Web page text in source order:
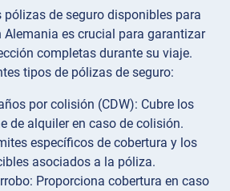
de seguro disponibles para
Alemania es crucial para garantizar
completas durante su viaje.
tipos de pólizas de seguro:
por colisión (CDW): Cubre los
de alquiler en caso de colisión.
específicos de cobertura y los
asociados a la póliza.
Proporciona cobertura en caso